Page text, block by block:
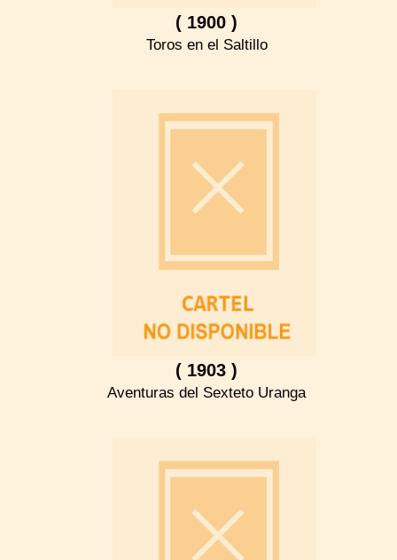
( 1900 )
Toros en el Saltillo
( 1903 )
Aventuras del Sexteto Uranga